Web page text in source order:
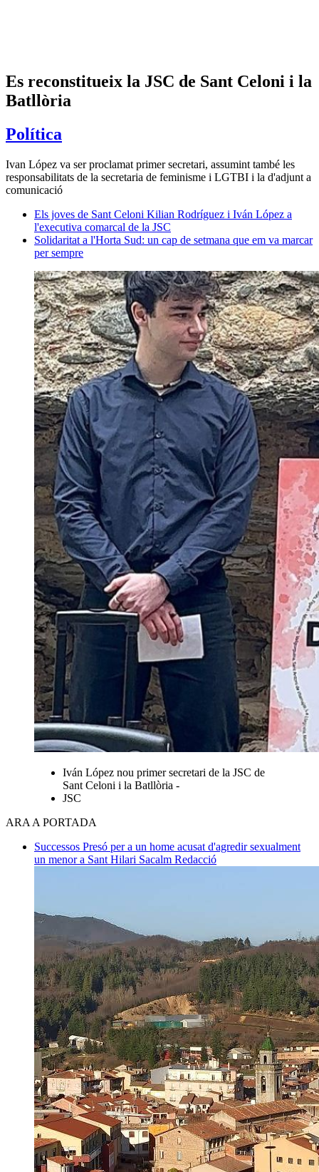
Es reconstitueix la JSC de Sant Celoni i la
Batllòria
Política
Ivan López va ser proclamat primer secretari, assumint també les
responsabilitats de la secretaria de feminisme i LGTBI i la d'adjunt a
comunicació
Els joves de Sant Celoni Kilian Rodríguez i Iván López a
l'executiva comarcal de la JSC
Solidaritat a l'Horta Sud: un cap de setmana que em va marcar
per sempre
Iván López nou primer secretari de la JSC de
Sant Celoni i la Batllòria -
JSC
ARA A PORTADA
Successos Presó per a un home acusat d'agredir sexualment
un menor a Sant Hilari Sacalm Redacció